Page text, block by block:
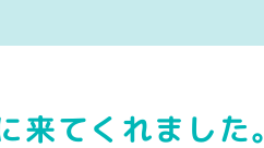
来てくれました。